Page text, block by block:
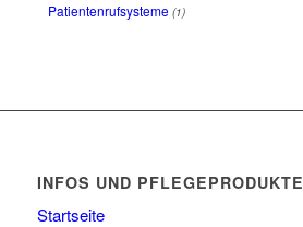
Patientenrufsysteme (1)
INFOS UND PFLEGEPRODUKTE
Startseite